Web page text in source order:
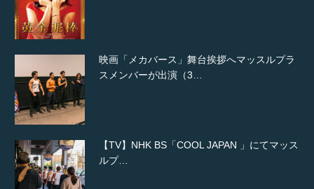
映画「メカバース」舞台挨拶へマッスルプラ
スメンバーが出演（3…
【TV】NHK BS「COOL JAPAN 」にてマッス
ルプ…